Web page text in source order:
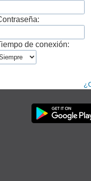
de conexión: